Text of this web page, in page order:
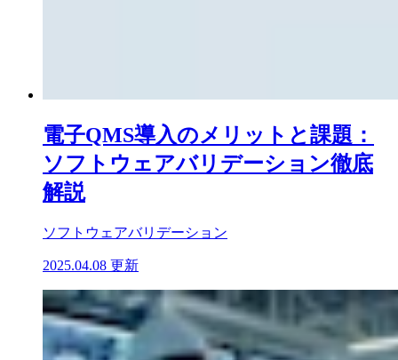
電子QMS導入のメリットと課題：
ソフトウェアバリデーション徹底
解説
ソフトウェアバリデーション
2025.04.08 更新